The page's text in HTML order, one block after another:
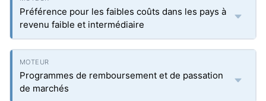
Préférence pour les faibles coûts dans les pays à
revenu faible et intermédiaire
Programmes de remboursement et de passation
de marchés